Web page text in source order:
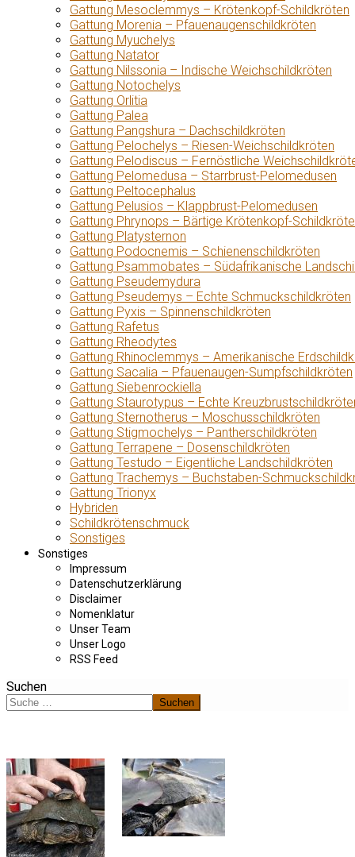
Gattung Mesoclemmys – Krötenkopf-Schildkröten
Gattung Morenia – Pfauenaugenschildkröten
Gattung Myuchelys
Gattung Natator
Gattung Nilssonia – Indische Weichschildkröten
Gattung Notochelys
Gattung Orlitia
Gattung Palea
Gattung Pangshura – Dachschildkröten
Gattung Pelochelys – Riesen-Weichschildkröten
Gattung Pelodiscus – Fernöstliche
Gattung Pelomedusa – Starrbrust-Pelomedusen
Gattung Peltocephalus
Gattung Pelusios – Klappbrust-Pelomedusen
Gattung Phrynops – Bärtige Krötenkopf-
Gattung Platysternon
Gattung Podocnemis – Schienenschildkröten
Gattung Psammobates – Südafrikanische
Gattung Pseudemydura
Gattung Pseudemys – Echte Schmuckschildkröten
Gattung Pyxis – Spinnenschildkröten
Gattung Rafetus
Gattung Rheodytes
Gattung Rhinoclemmys – Amerikanische
Gattung Sacalia – Pfauenaugen-Sumpfschildkröten
Gattung Siebenrockiella
Gattung Staurotypus – Echte
Gattung Sternotherus – Moschusschildkröten
Gattung Stigmochelys – Pantherschildkröten
Gattung Terrapene – Dosenschildkröten
Gattung Testudo – Eigentliche Landschildkröten
Gattung Trachemys – Buchstaben-
Gattung Trionyx
Hybriden
Schildkrötenschmuck
Sonstiges
Sonstiges
Impressum
Datenschutzerklärung
Disclaimer
Nomenklatur
Unser Team
Unser Logo
RSS Feed
Suchen
Suchen